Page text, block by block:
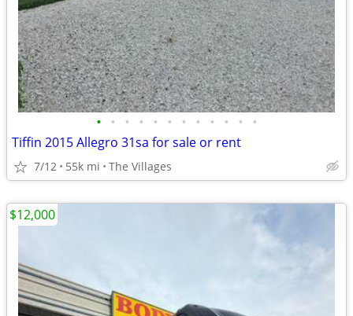
• • • • • • • • • • • •
Tiffin 2015 Allegro 31sa for sale or rent
7/12 55k mi The Villages
$12,000